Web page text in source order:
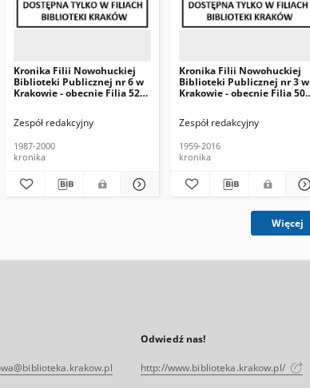
Kronika Filii Nowohuckiej
Biblioteki Publicznej nr 6 w
Krakowie - obecnie Filia 52
Zespół redakcyjny
1987-2000
kronika
Kronika Filii Nowohuckiej
Biblioteki Publicznej nr 3 w
Krakowie - obecnie Filia 50
Zespół redakcyjny
1959-2016
kronika
Więcej
Odwiedź nas!
http://www.biblioteka.krakow.pl/